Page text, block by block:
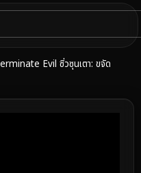
Evil ซิ่วซุนเตา: ขจัด